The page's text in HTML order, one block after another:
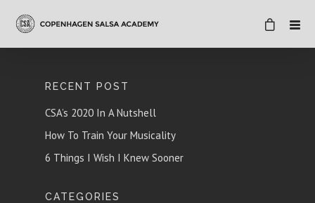
RECENT POST
CSA’s 2020 In A Nutshell
How To Train Your Musicality
6 Things I Wish I Knew Sooner
CATEGORIES